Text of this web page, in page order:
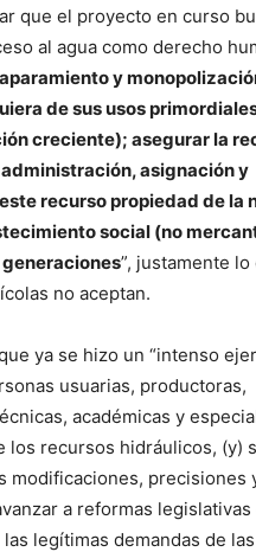
que el proyecto en curso
al agua como derecho
y
de sus usos
creciente); asegurar la
asignación y
recurso propiedad de la
social (no
”, justamente lo
no aceptan.
ya se hizo un “intenso
usuarias, productoras,
académicas y
los recursos hidráulicos, (y)
modificaciones, precisiones
a reformas legislativas
legítimas demandas de